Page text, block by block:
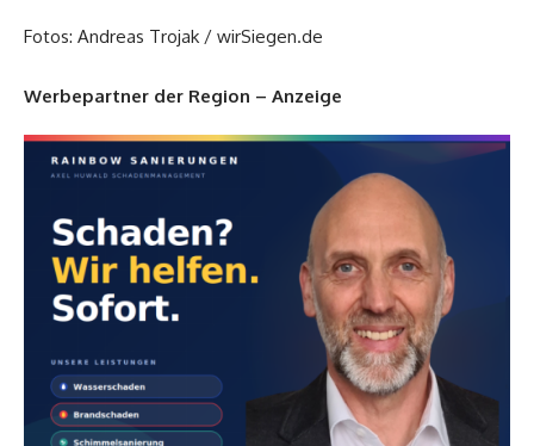
Fotos: Andreas Trojak / wirSiegen.de
Werbepartner der Region – Anzeige